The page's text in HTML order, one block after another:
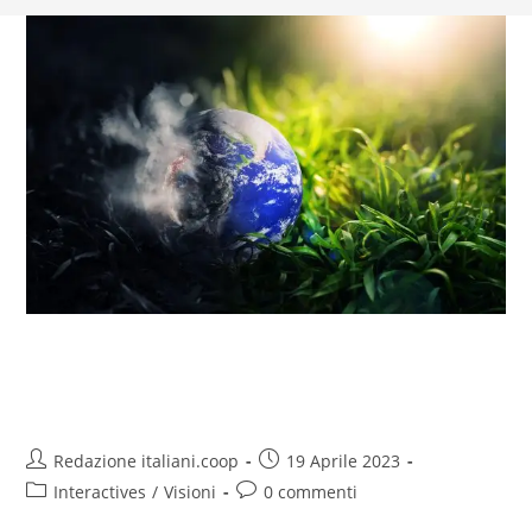
Redazione italiani.coop
19 Aprile 2023
Interactives / Visioni 0 commenti